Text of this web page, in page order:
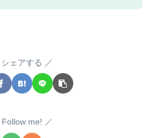
シェアする
Follow me!